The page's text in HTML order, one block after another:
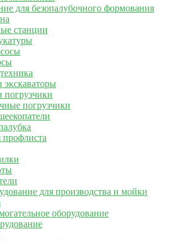
для безопалубочного формования
станции
погрузчики
для производства и мойки
оборудование